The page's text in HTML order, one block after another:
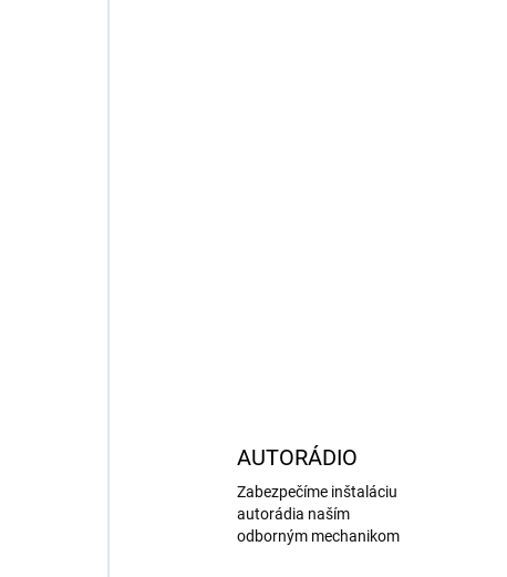
AUTORÁDIO
Zabezpečíme inštaláciu
autorádia naším
odborným mechanikom